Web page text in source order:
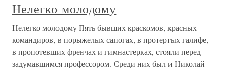
Нелегко молодому
Нелегко молодому Пять бывших краскомов, красных
командиров, в порыжелых сапогах, в протертых галифе,
в пропотевших френчах и гимнастерках, стояли перед
задумавшимся профессором. Среди них был и Николай